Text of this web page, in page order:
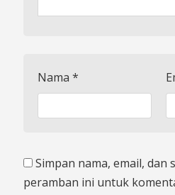
Nama *
Simpan nama, email, dan
peramban ini untuk